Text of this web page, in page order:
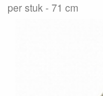
per stuk 71 cm